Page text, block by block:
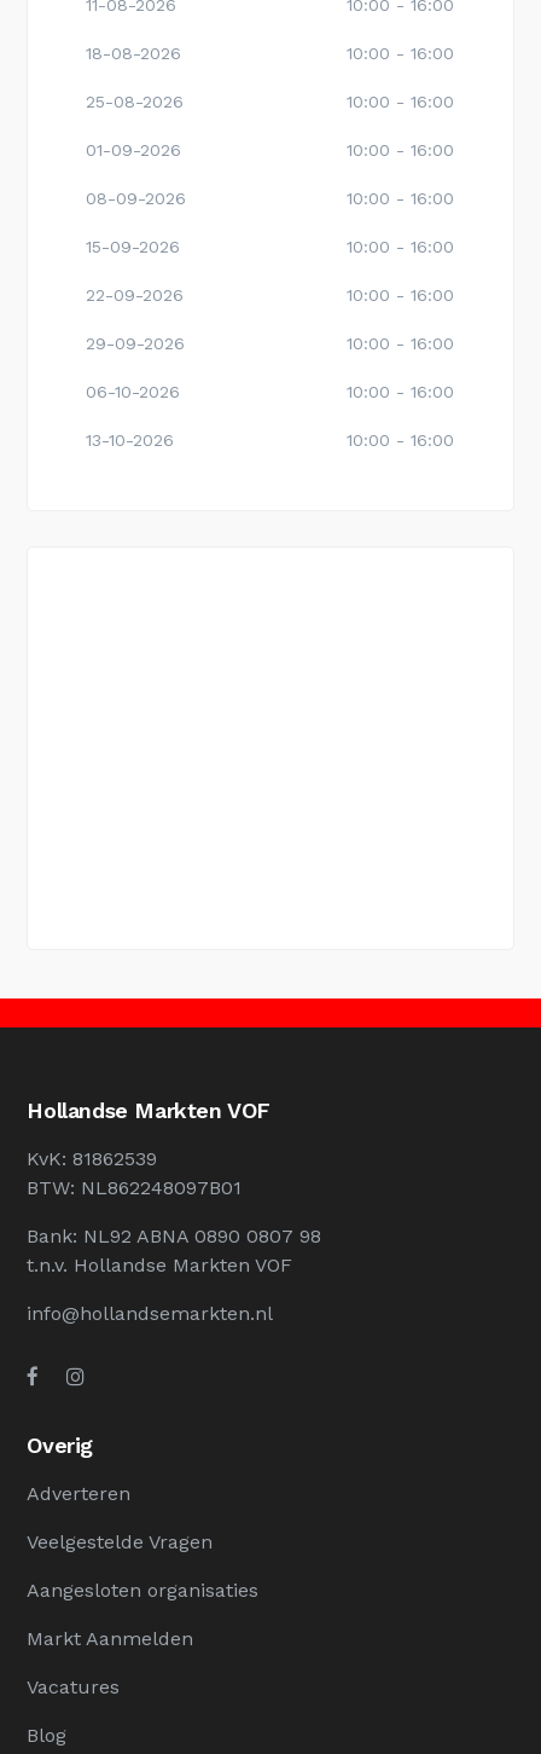
11-08-2026 10:00 - 16:00
18-08-2026 10:00 - 16:00
25-08-2026 10:00 - 16:00
01-09-2026 10:00 - 16:00
08-09-2026 10:00 - 16:00
15-09-2026 10:00 - 16:00
22-09-2026 10:00 - 16:00
29-09-2026 10:00 - 16:00
06-10-2026 10:00 - 16:00
13-10-2026 10:00 - 16:00
Hollandse Markten VOF
KvK: 81862539
BTW: NL862248097B01
Bank: NL92 ABNA 0890 0807 98
t.n.v. Hollandse Markten VOF
info@hollandsemarkten.nl
Overig
Adverteren
Veelgestelde Vragen
Aangesloten organisaties
Markt Aanmelden
Vacatures
Blog